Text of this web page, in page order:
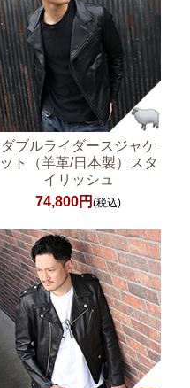
ダブルライダースジャケ
ット（羊革/日本製）スタ
イリッシュ
74,800円(税込)